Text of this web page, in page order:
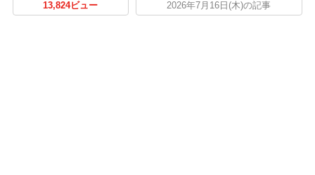
13,824ビュー 2026年7月16日(木)の記事